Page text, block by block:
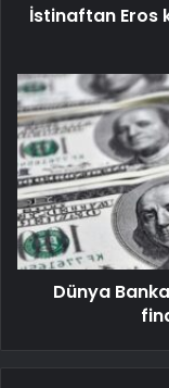
İstinaftan Eros
Dünya